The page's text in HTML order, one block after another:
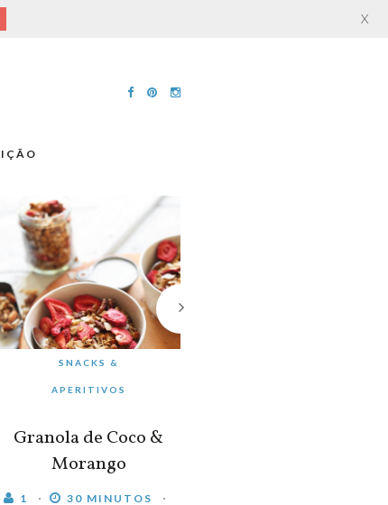
SNACKS &
APERITIVOS
Granola de Coco &
Morango
1 30 MINUTOS
X